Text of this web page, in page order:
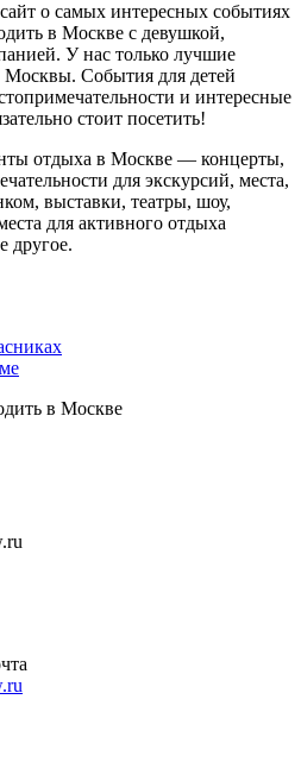
о самых интересных событиях
в Москве с девушкой,
У нас только лучшие
События для детей
и интересные
стоит посетить!
отдыха в Москве — концерты,
для экскурсий, места,
выставки, театры, шоу,
для активного отдыха
другое.
в Москве